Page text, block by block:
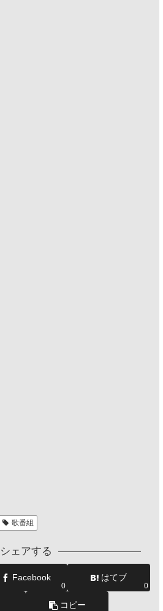
歌番組
シェアする
Facebook
0
はてブ
0
コピー